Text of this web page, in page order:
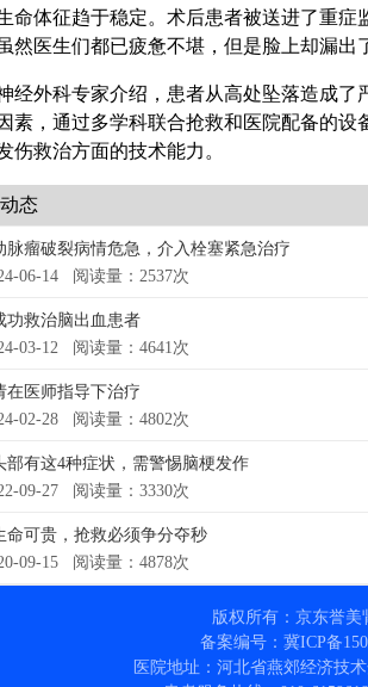
命体征趋于稳定。术后患者被送进了重
然医生们都已疲惫不堪，但是脸上却漏出
经外科专家介绍，患者从高处坠落造成了
素，通过多学科联合抢救和医院配备的设
伤救治方面的技术能力。
态
脉瘤破裂病情危急，介入栓塞紧急治疗
06-14 阅读量：2537次
功救治脑出血患者
03-12 阅读量：4641次
在医师指导下治疗
02-28 阅读量：4802次
部有这4种症状，需警惕脑梗发作
09-27 阅读量：3330次
命可贵，抢救必须争分夺秒
09-15 阅读量：4878次
版权所有：京东誉美
备案编号：冀ICP备
医院地址：河北省燕郊经济技